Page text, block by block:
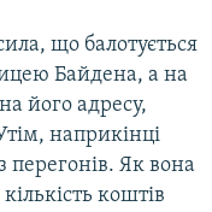
що балотується
Байдена, а на
його адресу,
наприкінці
перегонів. Як вона
коштів